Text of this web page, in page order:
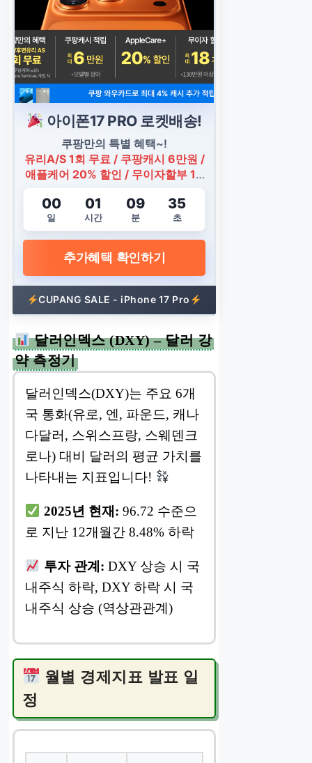
아이폰17 PRO 로켓배송!
쿠팡만의 특별 혜택~!
유리A/S 1회 무료 / 쿠팡캐시 6만원 /
애플케어 20% 할인 / 무이자할부 18
00
일
01
시간
09
분
34
초
추가혜택 확인하기
CUPANG SALE - iPhone 17 Pro
달러인덱스 (DXY) – 달러 강
약 측정기
달러인덱스(DXY)는 주요 6개
국 통화(유로, 엔, 파운드, 캐나
다달러, 스위스프랑, 스웨덴크
로나) 대비 달러의 평균 가치를
나타내는 지표입니다!
2025년 현재: 96.72 수준으
로 지난 12개월간 8.48% 하락
투자 관계: DXY 상승 시 국
내주식 하락, DXY 하락 시 국
내주식 상승 (역상관관계)
월별 경제지표 발표 일
정